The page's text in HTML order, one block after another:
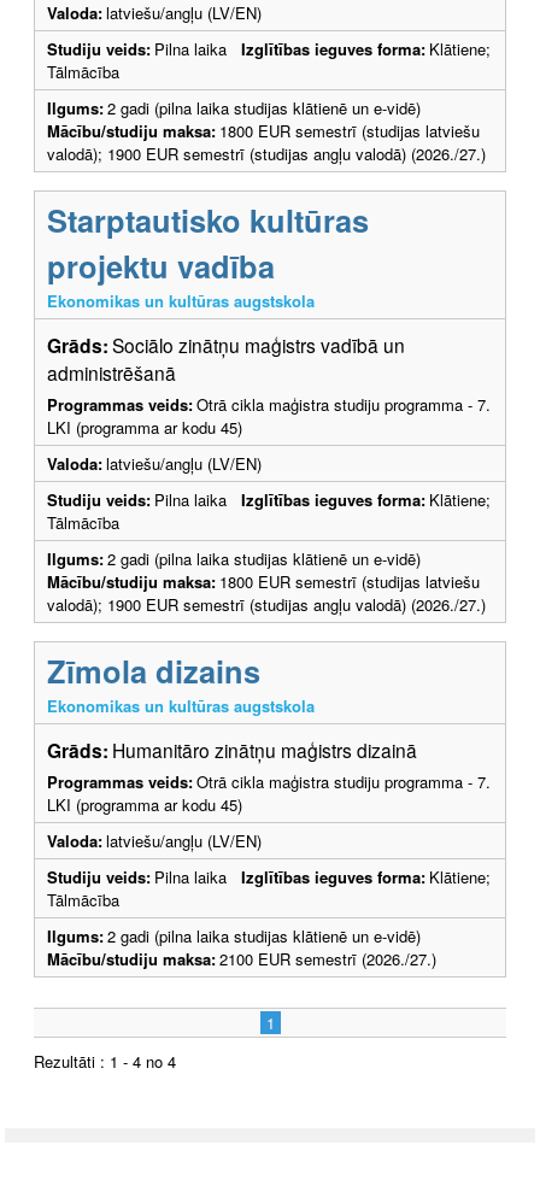
Valoda:latviešu/angļu (LV/EN)
Studiju veids: Pilna laika Izglītības ieguves forma: Klātiene;
Tālmācība
Ilgums:2 gadi (pilna laika studijas klātienē un e-vidē)
Mācību/studiju maksa: 1800 EUR semestrī (studijas latviešu
valodā); 1900 EUR semestrī (studijas angļu valodā) (2026./27.)
Starptautisko kultūras
projektu vadība
Ekonomikas un kultūras augstskola
Grāds:Sociālo zinātņu maģistrs vadībā un
administrēšanā
Programmas veids:Otrā cikla maģistra studiju programma - 7.
LKI (programma ar kodu 45)
Valoda:latviešu/angļu (LV/EN)
Studiju veids: Pilna laika Izglītības ieguves forma: Klātiene;
Tālmācība
Ilgums:2 gadi (pilna laika studijas klātienē un e-vidē)
Mācību/studiju maksa: 1800 EUR semestrī (studijas latviešu
valodā); 1900 EUR semestrī (studijas angļu valodā) (2026./27.)
Zīmola dizains
Ekonomikas un kultūras augstskola
Grāds: Humanitāro zinātņu maģistrs dizainā
Programmas veids:Otrā cikla maģistra studiju programma - 7.
LKI (programma ar kodu 45)
Valoda:latviešu/angļu (LV/EN)
Studiju veids: Pilna laika Izglītības ieguves forma: Klātiene;
Tālmācība
Ilgums:2 gadi (pilna laika studijas klātienē un e-vidē)
Mācību/studiju maksa:2100 EUR semestrī (2026./27.)
1
Rezultāti : 1 - 4 no 4